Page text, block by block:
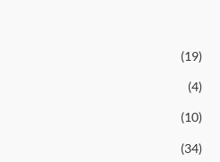
(19)
(4)
(10)
(34)